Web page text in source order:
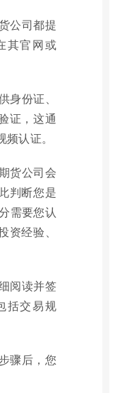
公司都提
其官网或
身份证、
证，这通
认证。
货公司会
判断您是
需要您认
经验、
阅读并签
括交易规
骤后，您